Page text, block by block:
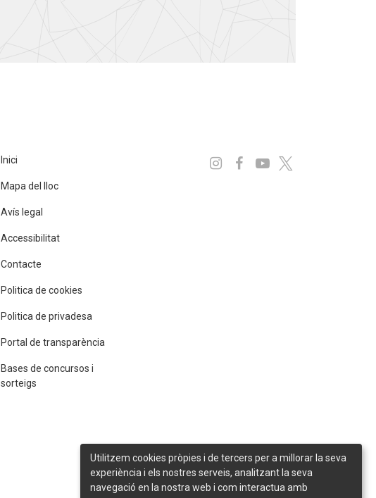
Inici
Mapa del lloc
Avís legal
Accessibilitat
Contacte
Politica de cookies
Politica de privadesa
Portal de transparència
Bases de concursos i
sorteigs
Instagram
Facebook
Youtube
Utilitzem cookies pròpies i de tercers per a millorar la seva
experiència i els nostres serveis, analitzant la seva
navegació en la nostra web i com interactua amb